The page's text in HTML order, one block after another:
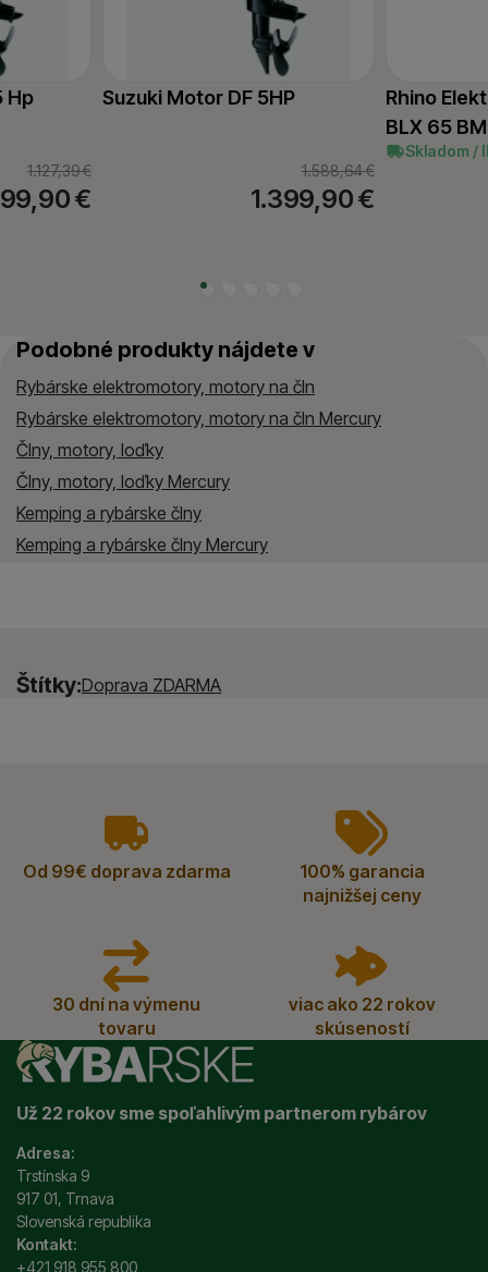
Suzuki Motor DF 5HP
1.588,64€
1.399,90€
Rhino
BLX 65
Skladom /
Hp
1.127,39€
€
Podobné produkty nájdete v
Rybárske elektromotory, motory na čln
Rybárske elektromotory, motory na čln Mercury
Člny, motory, loďky
Člny, motory, loďky Mercury
Kemping a rybárske člny
Kemping a rybárske člny Mercury
Štítky:Doprava ZDARMA
vyhody
Od 99€ doprava zdarma
100% garancia
najnižšej ceny
30 dní na výmenu
tovaru
viac ako 22 rokov
skúseností
Už 22 rokov sme spoľahlivým partnerom rybárov
Adresa:
Trstínska 9
917 01, Trnava
Slovenská republika
Kontakt:
+421 918 955 800